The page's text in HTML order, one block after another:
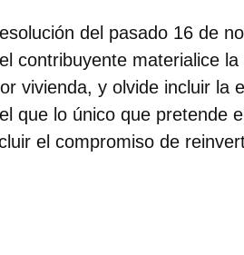
del pasado 16 de
contribuyente materialice
vivienda, y olvide incluir la
que lo único que pretende
el compromiso de